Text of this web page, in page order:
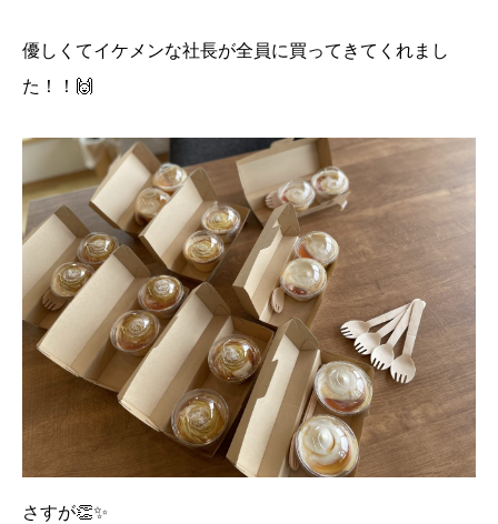
優しくてイケメンな社長が全員に買ってきてくれまし
た！！🙌
さすが👏✨